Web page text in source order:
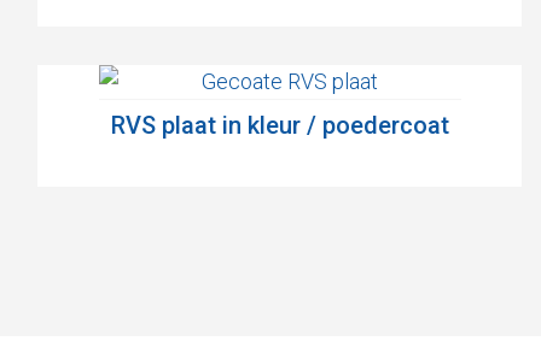
RVS plaat in kleur / poedercoat